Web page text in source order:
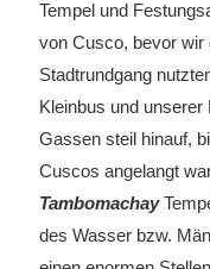
Tempel und
von Cusco, bevor wir
Stadtrundgang
Kleinbus und unserer
Gassen steil hinauf,
Cuscos angelangt
Tambomachay
des Wasser bzw.